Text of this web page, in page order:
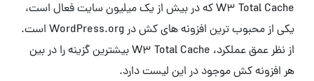
W3 Total Cache که در بیش از یک میلیون سایت فعال است،
یکی از محبوب ترین افزونه های کش در WordPress.org است.
از نظر عمق عملکرد، W3 Total Cache بیشترین گزینه را در بین
هر افزونه کش موجود در این لیست دارد.